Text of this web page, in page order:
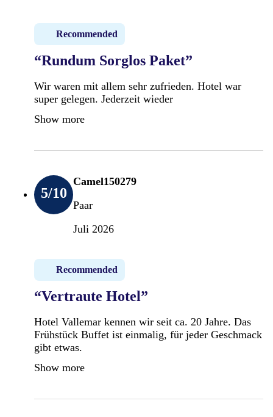
Recommended
“Rundum Sorglos Paket”
Wir waren mit allem sehr zufrieden. Hotel war
super gelegen. Jederzeit wieder
Show more
5/10
Camel150279
Paar
Juli 2026
Recommended
“Vertraute Hotel”
Hotel Vallemar kennen wir seit ca. 20 Jahre. Das
Frühstück Buffet ist einmalig, für jeder Geschmack
gibt etwas.
Show more